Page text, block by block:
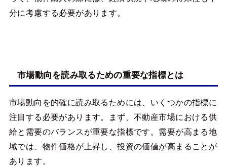
分に考慮する必要があります。
市場動向を読み取るための重要な指標とは
市場動向を的確に読み取るためには、いくつかの指標に
注目する必要があります。まず、不動産市場における供
給と需要のバランスが重要な指標です。需要が高まる地
域では、物件価格が上昇し、投資の価値が高まることが
あります。